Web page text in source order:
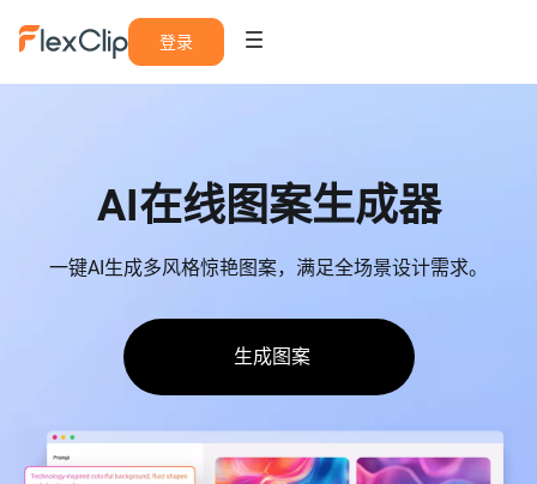
登录
AI在线图案生成器
一键AI生成多风格惊艳图案，满足全场景设计需求。
生成图案